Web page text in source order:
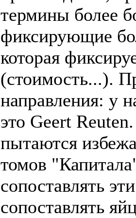
термины более
фиксирующие
которая
(стоимость...).
направления: у
это Geert
пытаются
томов
сопоставлять
сопоставлять